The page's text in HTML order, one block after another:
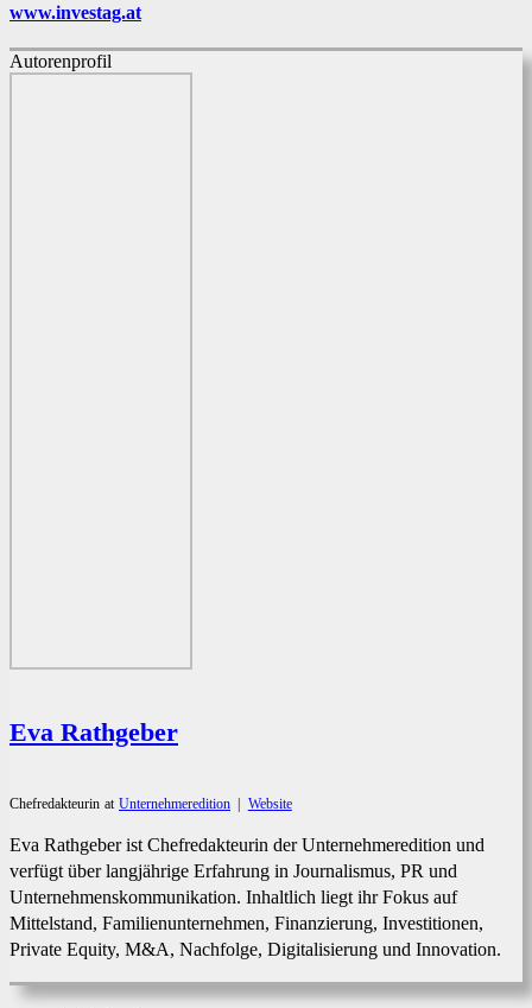
www.investag.at
Autorenprofil
Eva Rathgeber
Chefredakteurin at Unternehmeredition Website
Eva Rathgeber ist Chefredakteurin der Unternehmeredition und
verfügt über langjährige Erfahrung in Journalismus, PR und
Unternehmenskommunikation. Inhaltlich liegt ihr Fokus auf
Mittelstand, Familienunternehmen, Finanzierung, Investitionen,
Private Equity, M&A, Nachfolge, Digitalisierung und Innovation.